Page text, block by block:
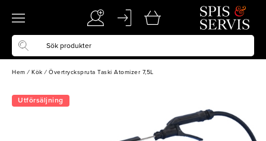
Hem / Kök / Övertryckspruta Taski Atomizer 7,5L
Utförsäljning